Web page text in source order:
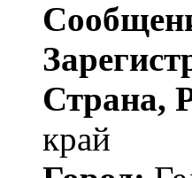
Страна,
край